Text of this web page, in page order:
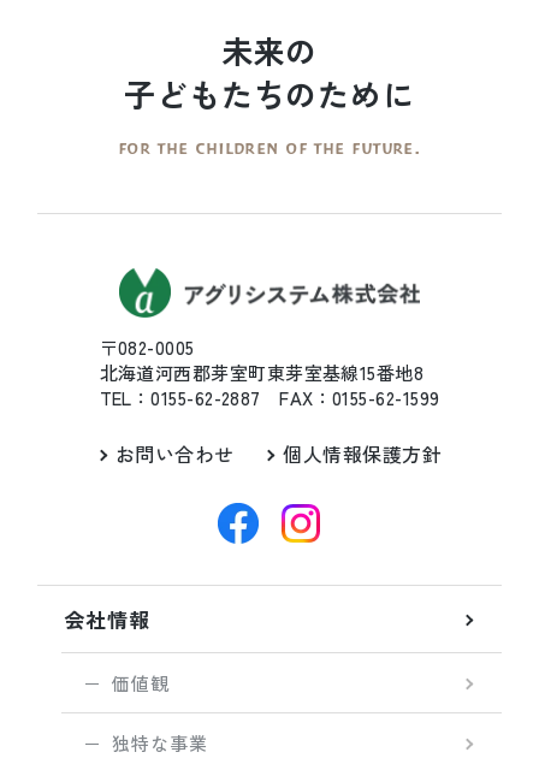
未来の
子どもたちのために
FOR THE CHILDREN OF THE FUTURE.
〒082-0005
北海道河西郡芽室町東芽室基線15番地8
TEL：0155-62-2887 FAX：0155-62-1599
お問い合わせ 個人情報保護方針
会社情報
価値観
独特な事業